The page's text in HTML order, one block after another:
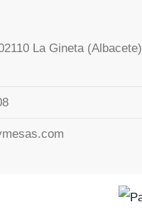
La Gineta (Albacete)